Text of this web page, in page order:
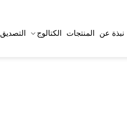
نبذة عن المنتجات الكتالوج التصديق